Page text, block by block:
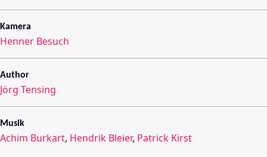
Kamera
Henner Besuch
Author
Jörg Tensing
Musik
Achim Burkart, Hendrik Bleier, Patrick Kirst